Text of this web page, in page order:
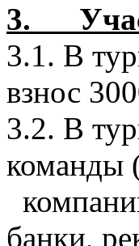
3.
3.1. В
взнос
3.2. В
команды
банки,